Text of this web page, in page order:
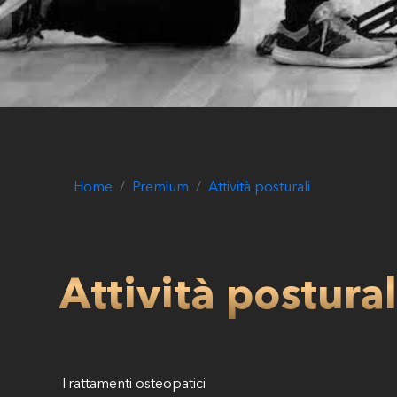
Home Premium Attività posturali
Attività
Trattamenti osteopatici